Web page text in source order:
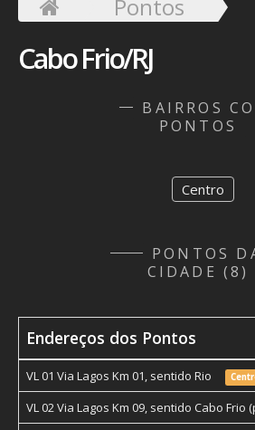
CONTATO
ORÇAMENTO
Pontos
Cabo Frio/RJ
BAIRROS
PONTOS
Centro
PONTOS
CIDADE (8)
Endereços dos Pontos
VL 01 Via Lagos Km 01, sentido Rio
VL 02 Via Lagos Km 09, sentido Cabo Frio